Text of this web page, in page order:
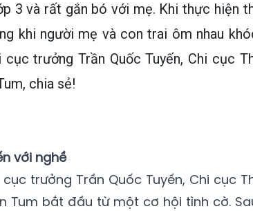
3 và rất gắn bó với mẹ. Khi thực hiện
khi người mẹ và con trai ôm nhau
trưởng Trần Quốc Tuyến, Chi cục
chia sẻ!
với nghề
trưởng Trần Quốc Tuyến, Chi cục
Tum bắt đầu từ một cơ hội tình cờ.